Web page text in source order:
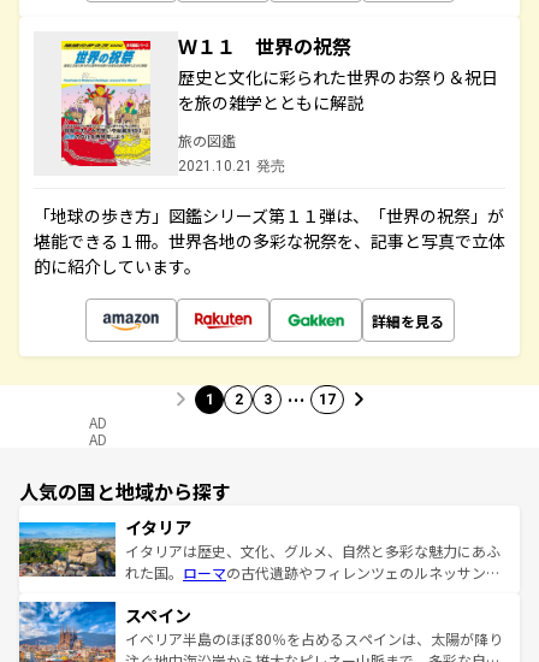
Ｗ１１ 世界の祝祭
歴史と文化に彩られた世界のお祭り＆祝日
を旅の雑学とともに解説
旅の図鑑
2021.10.21 発売
「地球の歩き方」図鑑シリーズ第１１弾は、「世界の祝祭」が
堪能できる１冊。世界各地の多彩な祝祭を、記事と写真で立体
的に紹介しています。
詳細を見る
1 2 3 … 17
AD
AD
人気の国と地域から探す
イタリア
イタリアは歴史、文化、グルメ、自然と多彩な魅力にあふ
れた国。 ローマの古代遺跡やフィレンツェのルネッサンス
ろん、トスカーナの美しい田園風景やアマルフィ海岸の絶
景など、自然景観も見逃せない。観光の合間には、本場の
スペイン
イベリア半島のほぼ80％を占めるスペインは、太陽が降り